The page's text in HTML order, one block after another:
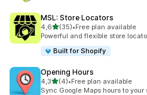
MSL: Store Locators
4,6z 5 hvězd
(35)
Celkový počet recenzí: 35
•Free plan available
Powerful and flexible store
Built for Shopify
Opening Hours
4,3z 5 hvězd
(4)
Celkový počet recenzí: 4
•Free plan available
Sync Google Maps hours to